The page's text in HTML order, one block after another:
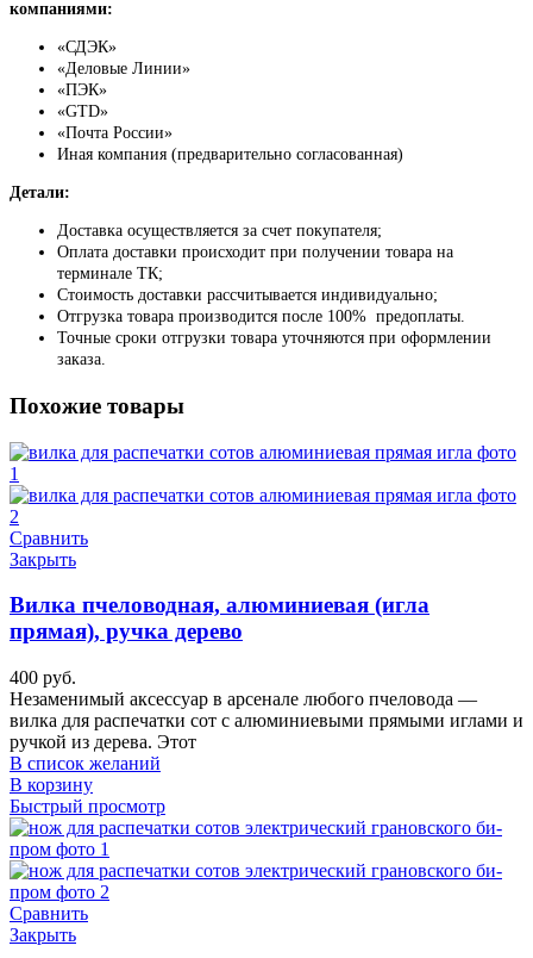
компаниями:
«СДЭК»
«Деловые Линии»
«ПЭК»
«GТD»
«Почта России»
Иная компания (предварительно согласованная)
Детали:
Доставка осуществляется за счет покупателя;
Оплата доставки происходит при получении товара на
терминале ТК;
Стоимость доставки рассчитывается индивидуально;
Отгрузка товара производится после 100% предоплаты.
Точные сроки отгрузки товара уточняются при оформлении
заказа.
Похожие товары
Сравнить
Закрыть
Вилка пчеловодная, алюминиевая (игла
прямая), ручка дерево
400 руб.
Незаменимый аксессуар в арсенале любого пчеловода —
вилка для распечатки сот с алюминиевыми прямыми иглами и
ручкой из дерева. Этот
В список желаний
В корзину
Быстрый просмотр
Сравнить
Закрыть